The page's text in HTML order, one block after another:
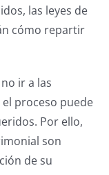
las leyes de
cómo repartir
ir a las
proceso puede
Por ello,
son
de su